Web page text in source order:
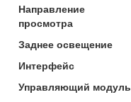
Направление
просмотра
Заднее освещение
Интерфейс
Управляющий модуль